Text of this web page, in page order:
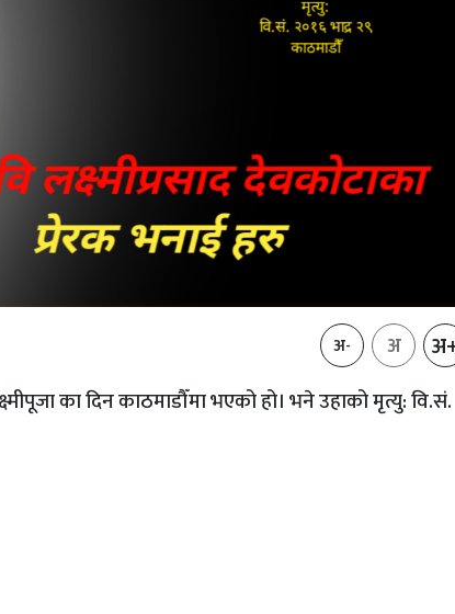
अ- अ
का दिन काठमाडौँमा भएको हो। भने उहाको मृत्यु: वि.सं.